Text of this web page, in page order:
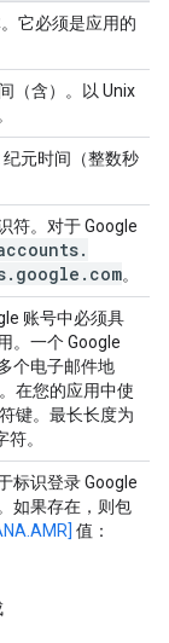
它必须是应用的
（含）。以 Unix
纪元时间（整数秒
符。对于 Google
.
. google . com。
账号中必须具
。一个 Google
个电子邮件地
在您的应用中使
键。最长长度为
。
标识登录 Google
如果存在，则包
值：